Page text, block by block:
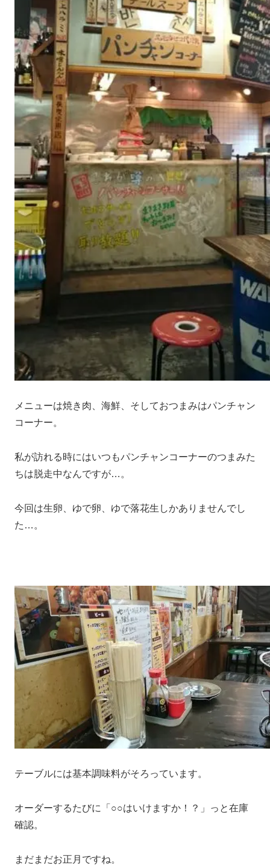
メニューは焼き肉、海鮮、そしておつまみはパンチャン
コーナー。
私が訪れる時にはいつもパンチャンコーナーのつまみた
ちは脱走中なんですが…。
今回は生卵、ゆで卵、ゆで落花生しかありませんでし
た…。
テーブルには基本調味料がそろっています。
オーダーするたびに「○○はいけますか！？」っと在庫
確認。
まだまだお正月ですね。